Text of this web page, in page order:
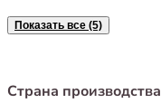
Показать все (5)
Страна производства